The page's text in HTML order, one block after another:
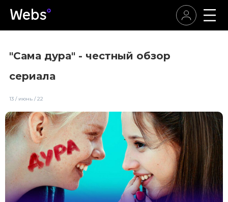
"Сама дура" - честный обзор
сериала
13 / июнь / 22